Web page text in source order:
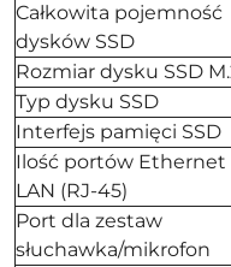
Całkowita pojemność
dysków SSD
Rozmiar dysku SSD
Typ dysku SSD
Interfejs pamięci SSD
Ilość portów Ethernet
LAN (RJ-45)
Port dla zestaw
słuchawka/mikrofon